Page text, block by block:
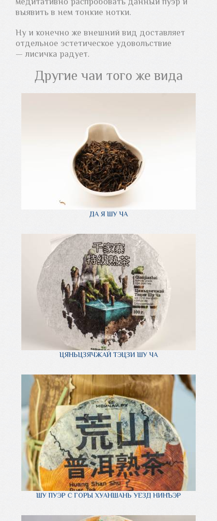
выявить в нем тонкие нотки.
Ну и конечно же внешний вид доставляет
отдельное эстетическое удовольствие
— лисичка радует.
Другиечаи того же вида
ДА Я ШУ ЧА
ЦЯНЬЦЗЯЧЖАЙ ТЭЦЗИ ШУ ЧА
ШУ ПУЭР С ГОРЫ ХУАНШАНЬ УЕЗД НИНЪЭР